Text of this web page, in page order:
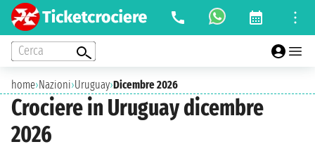
Cerca
home›Nazioni›Uruguay›Dicembre 2026
Crociere in Uruguay dicembre
2026